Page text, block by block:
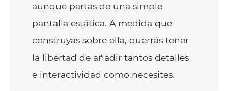
aunque partas de una simple
pantalla estática. A medida que
construyas sobre ella, querrás tener
la libertad de añadir tantos detalles
e interactividad como necesites.